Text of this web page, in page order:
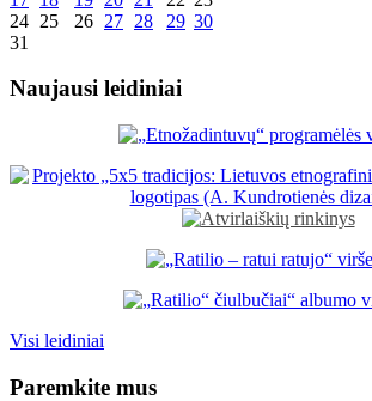
24 25 26 27 28 29 30
31
Naujausi leidiniai
Visi leidiniai
Paremkite mus